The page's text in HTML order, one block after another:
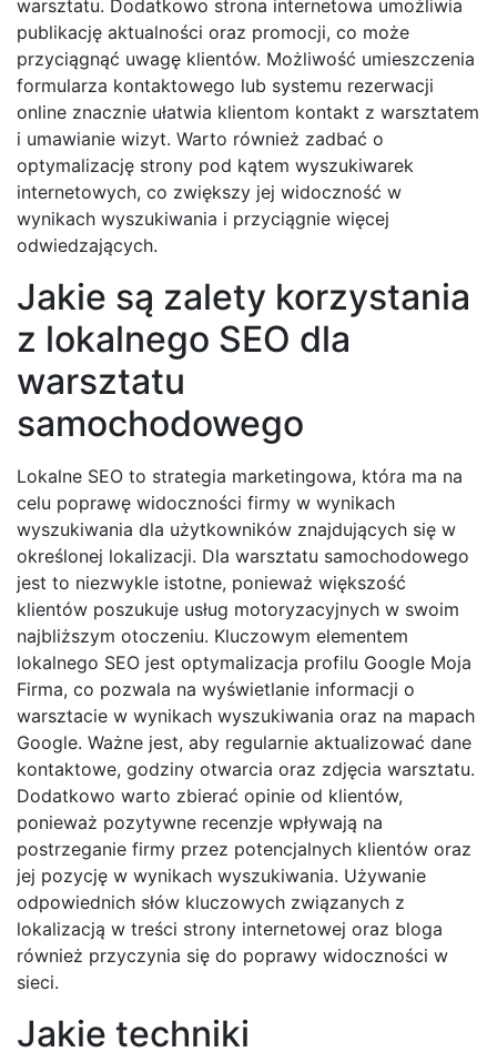
warsztatu. Dodatkowo strona internetowa umożliwia
publikację aktualności oraz promocji, co może
przyciągnąć uwagę klientów. Możliwość umieszczenia
formularza kontaktowego lub systemu rezerwacji
online znacznie ułatwia klientom kontakt z warsztatem
i umawianie wizyt. Warto również zadbać o
optymalizację strony pod kątem wyszukiwarek
internetowych, co zwiększy jej widoczność w
wynikach wyszukiwania i przyciągnie więcej
odwiedzających.
Jakie są zalety korzystania
z lokalnego SEO dla
warsztatu
samochodowego
Lokalne SEO to strategia marketingowa, która ma na
celu poprawę widoczności firmy w wynikach
wyszukiwania dla użytkowników znajdujących się w
określonej lokalizacji. Dla warsztatu samochodowego
jest to niezwykle istotne, ponieważ większość
klientów poszukuje usług motoryzacyjnych w swoim
najbliższym otoczeniu. Kluczowym elementem
lokalnego SEO jest optymalizacja profilu Google Moja
Firma, co pozwala na wyświetlanie informacji o
warsztacie w wynikach wyszukiwania oraz na mapach
Google. Ważne jest, aby regularnie aktualizować dane
kontaktowe, godziny otwarcia oraz zdjęcia warsztatu.
Dodatkowo warto zbierać opinie od klientów,
ponieważ pozytywne recenzje wpływają na
postrzeganie firmy przez potencjalnych klientów oraz
jej pozycję w wynikach wyszukiwania. Używanie
odpowiednich słów kluczowych związanych z
lokalizacją w treści strony internetowej oraz bloga
również przyczynia się do poprawy widoczności w
sieci.
Jakie techniki